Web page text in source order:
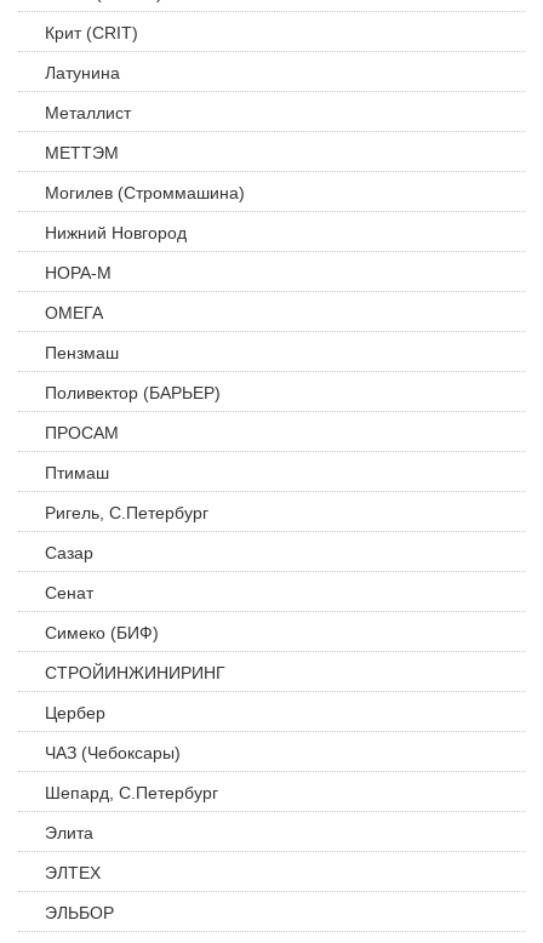
Крит (CRIT)
Латунина
Металлист
МЕТТЭМ
Могилев (Строммашина)
Нижний Новгород
НОРА-М
ОМЕГА
Пензмаш
Поливектор (БАРЬЕР)
ПРОСАМ
Птимаш
Ригель, С.Петербург
Сазар
Сенат
Симеко (БИФ)
СТРОЙИНЖИНИРИНГ
Цербер
ЧАЗ (Чебоксары)
Шепард, С.Петербург
Элита
ЭЛТЕХ
ЭЛЬБОР